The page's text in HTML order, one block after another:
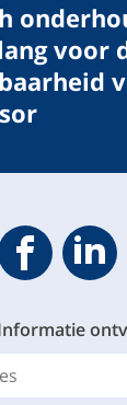
voor
Geveke